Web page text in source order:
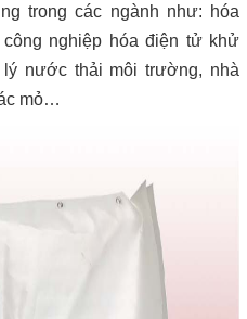
trong các ngành như: hóa
nghiệp hóa điện tử khử
nước thải môi trường, nhà
mỏ…